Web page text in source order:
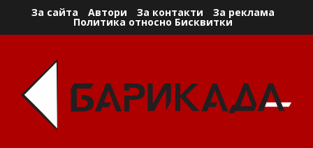
За сайта Автори За контакти За реклама
Политика относно Бисквитки